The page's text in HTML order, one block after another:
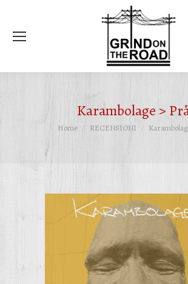
Karambolage >
Tu sei qui:
Home RECENSIONI